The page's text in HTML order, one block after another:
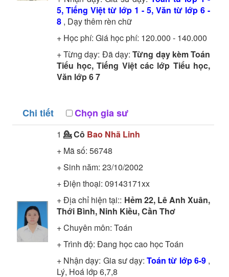
5, Tiếng Việt từ lớp 1 - 5, Văn từ lớp 6 -
8 , Dạy thêm rèn chữ
+ Học phí: Giá học phí: 120.000 - 140.000
+ Từng dạy: Đã dạy:Từng dạy kèm Toán
Tiểu học, Tiếng Việt các lớp Tiểu học,
Văn lớp 6 7
Chi tiết Chọn gia sư
1 💁 Cô Bao Nhã Linh
+ Mã số: 56748
+ Sinh năm: 23/10/2002
+ Điện thoại: 09143171xx
+ Địa chỉ hiện tại:: Hẻm 22, Lê Anh Xuân,
Thới Bình, Ninh Kiều, Cần Thơ
+ Chuyên môn: Toán
+ Trình độ: Đang học cao họcToán
+ Nhận dạy: Gia sư dạy:Toán từ lớp 6-9 ,
Lý, Hoá lớp 6,7,8